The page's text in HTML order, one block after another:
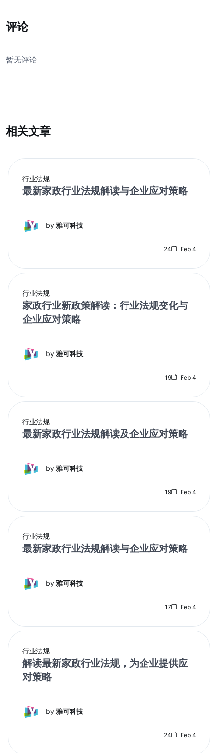
评论
暂无评论
相关文章
行业法规
最新家政行业法规解读与企业应对策略
by 雅可科技
24 Feb 4
行业法规
家政行业新政策解读：行业法规变化与
企业应对策略
by 雅可科技
19 Feb 4
行业法规
最新家政行业法规解读及企业应对策略
by 雅可科技
19 Feb 4
行业法规
最新家政行业法规解读与企业应对策略
by 雅可科技
17 Feb 4
行业法规
解读最新家政行业法规，为企业提供应
对策略
by 雅可科技
24 Feb 4